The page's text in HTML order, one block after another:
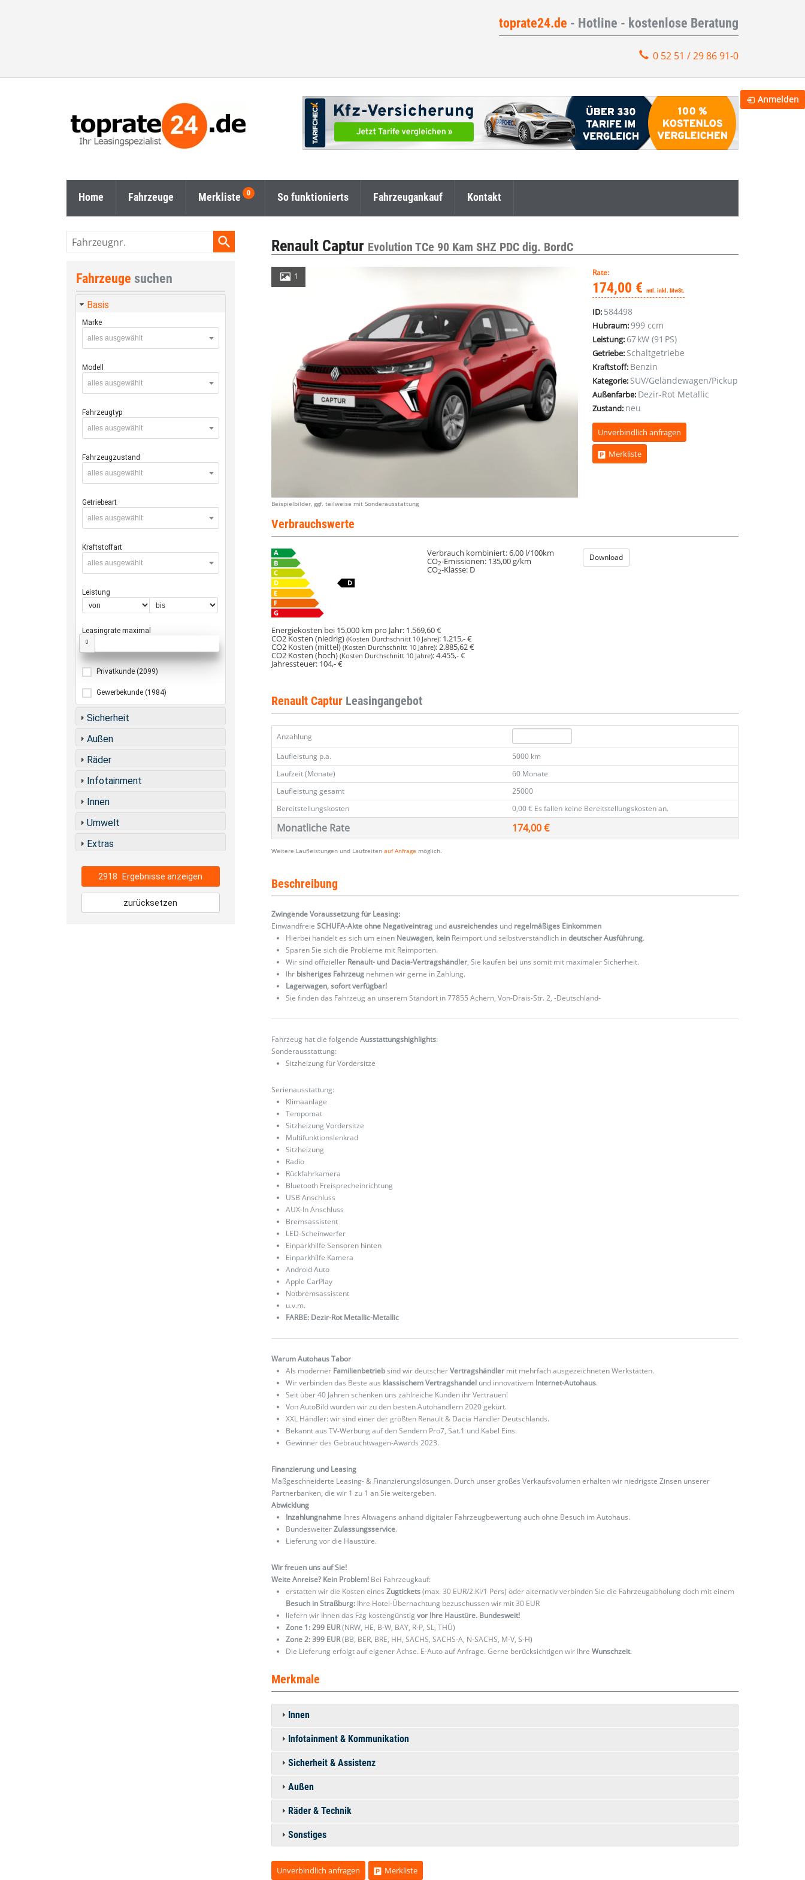
toprate24.de - Hotline - kostenlose Beratung
0 52 51 / 29 86 91-0
Home Fahrzeuge Merkliste So funktionierts Fahrzeugankauf Kontakt
Renault Captur Evolution TCe 90 Kam SHZ PDC dig. BordC
1
Beispielbilder, ggf. teilweise mit Sonderausstattung
Rate:
174,00 € mtl. inkl. MwSt.
ID: 584498
Hubraum:999 ccm
Leistung:67 kW (91 PS)
Getriebe: Schaltgetriebe
Kraftstoff: Benzin
Kategorie: SUV/Geländewagen/Pickup
Außenfarbe: Dezir-Rot Metallic
Zustand: neu
Unverbindlich anfragen
Merkliste
Verbrauchswerte
Verbrauch kombiniert:6,00 l/100km
CO2-Emissionen: 135,00 g/km
CO2-Klasse: D
Download
Energiekosten bei 15.000 km pro Jahr: 1.569,60 €
CO2 Kosten (niedrig)(Kosten Durchschnitt 10 Jahre): 1.215,- €
CO2 Kosten (mittel)(Kosten Durchschnitt 10 Jahre):2.885,62 €
CO2 Kosten (hoch)(Kosten Durchschnitt 10 Jahre):4.455,- €
Jahressteuer: 104,- €
Renault Captur Leasingangebot
Anzahlung
Laufleistung p.a.
5000 km
Laufzeit (Monate)
60 Monate
Laufleistung gesamt
25000
Bereitstellungskosten
0,00 € Es fallen keine Bereitstellungskosten an.
Monatliche Rate 174,00 €
Weitere Laufleistungen und Laufzeitenauf Anfrage möglich.
Beschreibung
Zwingende Voraussetzung für Leasing:
EinwandfreieSCHUFA-Akte ohne Negativeintrag undausreichendes und regelmäßiges Einkommen
Hierbei handelt es sich um einen Neuwagen, kein Reimport und selbstverständlich indeutscher Ausführung.
Sparen Sie sich die Probleme mit Reimporten.
Wir sind offizieller Renault- und Dacia-Vertragshändler, Sie kaufen bei uns somit mit maximaler Sicherheit.
Ihr bisheriges Fahrzeug nehmen wir gerne in Zahlung.
Lagerwagen, sofort verfügbar!
Sie finden das Fahrzeug an unserem Standort in 77855 Achern, Von-Drais-Str. 2, -Deutschland-
Fahrzeug hat die folgendeAusstattungshighlights:
Sonderausstattung:
Sitzheizung für Vordersitze
Serienausstattung:
Klimaanlage
Tempomat
Sitzheizung Vordersitze
Multifunktionslenkrad
Sitzheizung
Radio
Rückfahrkamera
Bluetooth Freisprecheinrichtung
USB Anschluss
AUX-In Anschluss
Bremsassistent
LED-Scheinwerfer
Einparkhilfe Sensoren hinten
Einparkhilfe Kamera
Android Auto
Apple CarPlay
Notbremsassistent
u.v.m.
FARBE: Dezir-Rot Metallic-Metallic
Warum Autohaus Tabor
Als moderner Familienbetriebsind wir deutscherVertragshändler mit mehrfach ausgezeichneten Werkstätten.
Wir verbinden das Beste aus klassischem Vertragshandel und innovativem Internet-Autohaus.
Seit über 40 Jahren schenken uns zahlreiche Kunden ihr Vertrauen!
Von AutoBild wurden wir zu den besten Autohändlern 2020 gekürt.
XXL Händler: wir sind einer der größten Renault & Dacia Händler Deutschlands.
Bekannt aus TV-Werbung auf den Sendern Pro7, Sat.1 und Kabel Eins.
Gewinner des Gebrauchtwagen-Awards 2023.
Finanzierung und Leasing
Maßgeschneiderte Leasing- & Finanzierungslösungen. Durch unser großes Verkaufsvolumen erhalten wir niedrigste Zinsen unserer
Partnerbanken, die wir 1 zu 1 an Sie weitergeben.
Abwicklung
Inzahlungnahme Ihres Altwagens anhand digitaler Fahrzeugbewertung auch ohne Besuch im Autohaus.
BundesweiterZulassungsservice.
Lieferung vor die Haustüre.
Wir freuen uns auf Sie!
Weite Anreise? Kein Problem! Bei Fahrzeugkauf:
erstatten wir die Kosten einesZugtickets(max. 30 EUR/2.Kl/1 Pers) oder alternativ verbinden Sie die Fahrzeugabholung doch mit einem
Besuch in Straßburg: Ihre Hotel-Übernachtung bezuschussen wir mit 30 EUR
liefern wir Ihnen das Fzg kostengünstigvor Ihre Haustüre. Bundesweit!
Zone 1: 299 EUR(NRW, HE, B-W, BAY, R-P, SL, THÜ)
Zone 2: 399 EUR(BB, BER, BRE, HH, SACHS, SACHS-A, N-SACHS, M-V, S-H)
Die Lieferung erfolgt auf eigener Achse. E-Auto auf Anfrage. Gerne berücksichtigen wir IhreWunschzeit.
Merkmale
Innen
Infotainment & Kommunikation
Sicherheit & Assistenz
Außen
Räder & Technik
Sonstiges
Unverbindlich anfragen Merkliste
Fahrzeugnr.
Fahrzeuge suchen
Basis
Marke
alles ausgewählt
Modell
alles ausgewählt
Fahrzeugtyp
alles ausgewählt
Fahrzeugzustand
alles ausgewählt
Getriebeart
alles ausgewählt
Kraftstoffart
alles ausgewählt
Leistung
Leasingrate maximal
0
Privatkunde (2099)
Gewerbekunde (1984)
Sicherheit
Außen
Räder
Infotainment
Innen
Umwelt
Extras
2918 Ergebnisse anzeigen
zurücksetzen
Anmelden